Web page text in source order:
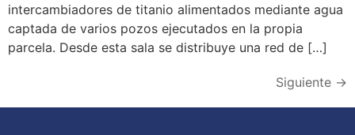
intercambiadores de titanio alimentados mediante agua
captada de varios pozos ejecutados en la propia
parcela. Desde esta sala se distribuye una red de […]
Siguiente →